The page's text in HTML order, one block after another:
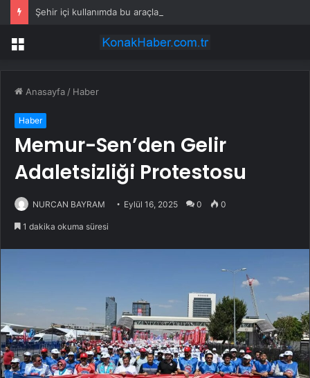
Şehir içi kullanımda bu araçları alanlar pişman olacak
Menü
Anasayfa / Haber
Haber
Memur-Sen’den Gelir
Adaletsizliği Protestosu
NURCAN BAYRAM Eylül 16, 2025 0 0
1 dakika okuma süresi